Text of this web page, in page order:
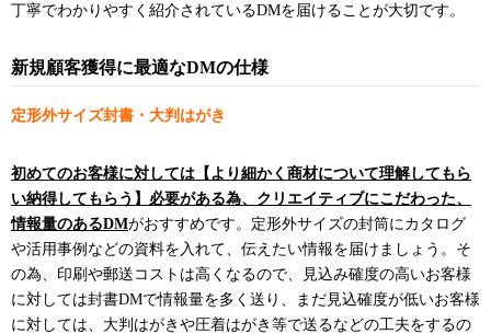
丁寧でわかりやすく紹介されているDMを届けることが大切です。
新規顧客獲得に最適なDMの仕様
定形外サイズ封書・大判はがき
初めてのお客様に対しては【より細かく商材について理解してもら
い納得してもらう】必要がある為、クリエイティブにこだわった、
情報量のあるDMがおすすめです。定形外サイズの封筒にカタログ
や活用事例などの資料を入れて、伝えたい情報を届けましょう。そ
の為、印刷や郵送コストは高くなるので、見込み確度の高いお客様
に対しては封書DMで情報量を多く送り、まだ見込確度が低いお客様
に対しては、大判はがきや圧着はがき等で送るなどの工夫をするの